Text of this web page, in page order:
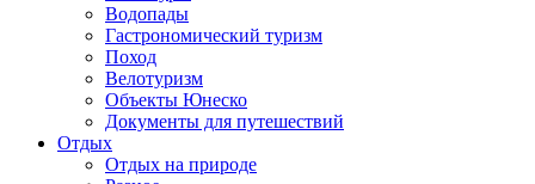
Водопады
Гастрономический туризм
Поход
Велотуризм
Объекты Юнеско
Документы для путешествий
Отдых
Отдых на природе